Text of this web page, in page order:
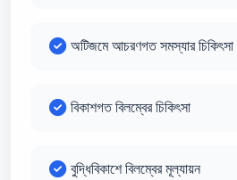
অটিজমে আচরণগত সমস্যার চিকিৎসা
বিকাশগত বিলম্বের চিকিৎসা
বুদ্ধিবিকাশে বিলম্বের মূল্যায়ন